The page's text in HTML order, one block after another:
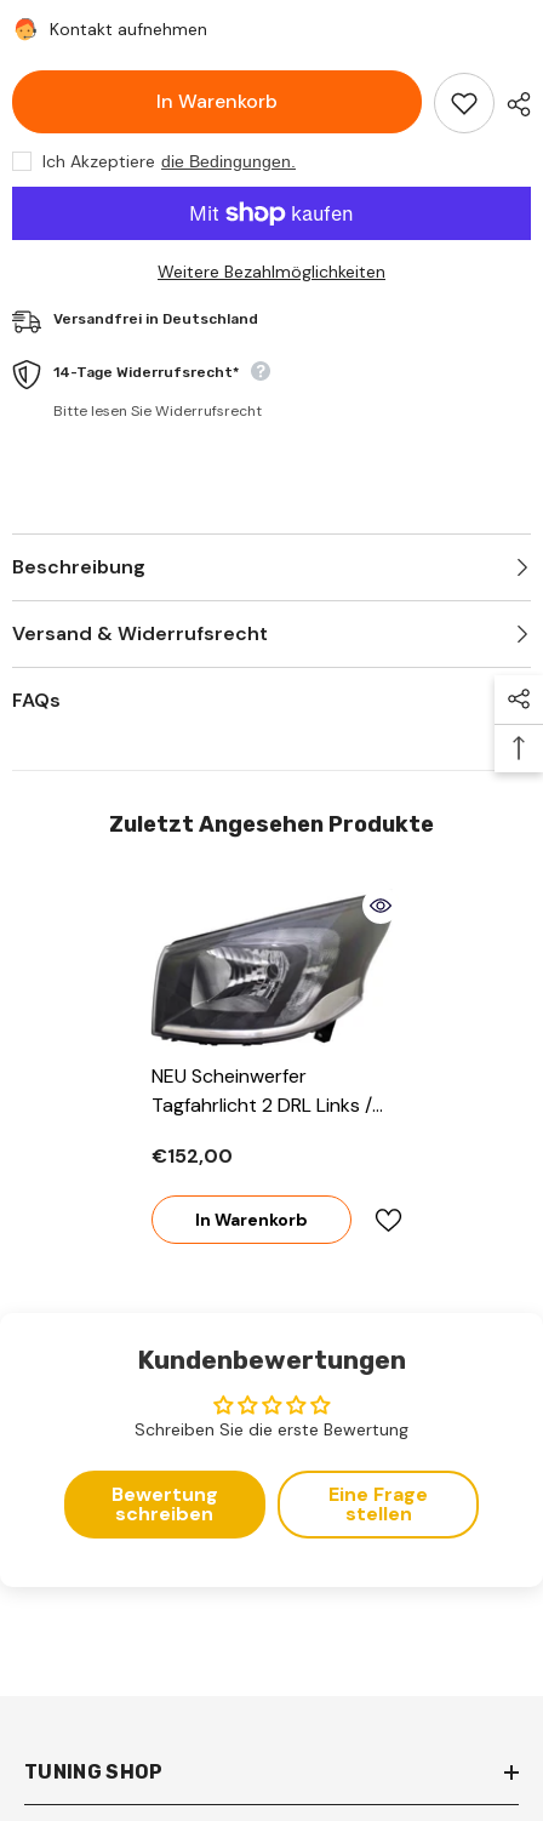
Scheinwerfer
Tagfahrlicht
DRL
rechts
für
Opel
Vivaro
2019
E-
Prüfzeichen
Scheinwerfer
links
rechts
für
Opel
Vivaro
2019
W21/5W
E-
Kontakt aufnehmen
In Warenkorb
Ich Akzeptiere die Bedingungen.
Weitere Bezahlmöglichkeiten
Versandfrei in Deutschland
14-Tage Widerrufsrecht*
Bitte lesen Sie Widerrufsrecht
Beschreibung
Versand & Widerrufsrecht
FAQs
Zuletzt Angesehen Produkte
NEU Scheinwerfer
Tagfahrlicht 2 DRL Links /
2014-2019 H4 W21/5W Mit
E-Prüfzeichen
€152,00
In Warenkorb
Kundenbewertungen
Schreiben Sie die erste Bewertung
Bewertung
schreiben
Eine Frage
stellen
TUNING SHOP